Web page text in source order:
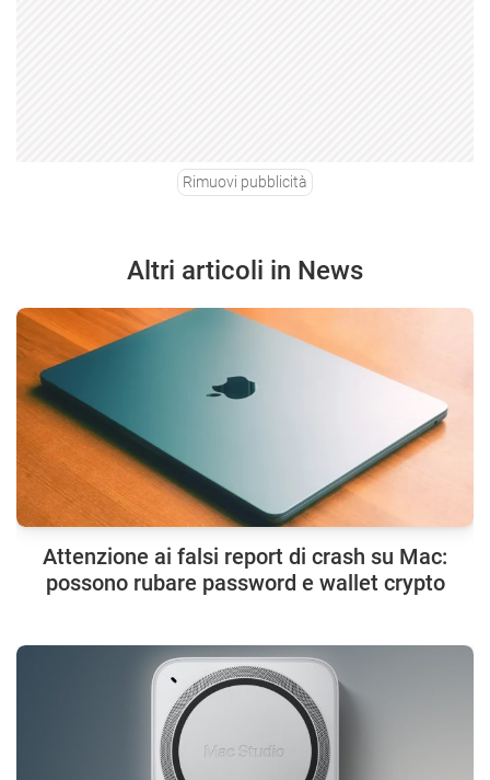
Rimuovi pubblicità
Altri articoli in News
Attenzione ai falsi report di crash su Mac:
possono rubare password e wallet crypto